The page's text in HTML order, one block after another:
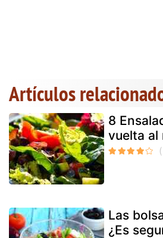
Artículos
8
vuelta al
Las
¿Es